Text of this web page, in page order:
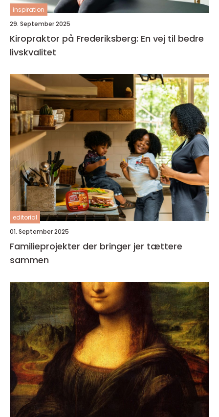
inspiration
29. September 2025
Kiropraktor på Frederiksberg: En vej til bedre
livskvalitet
editorial
01. September 2025
Familieprojekter der bringer jer tættere
sammen